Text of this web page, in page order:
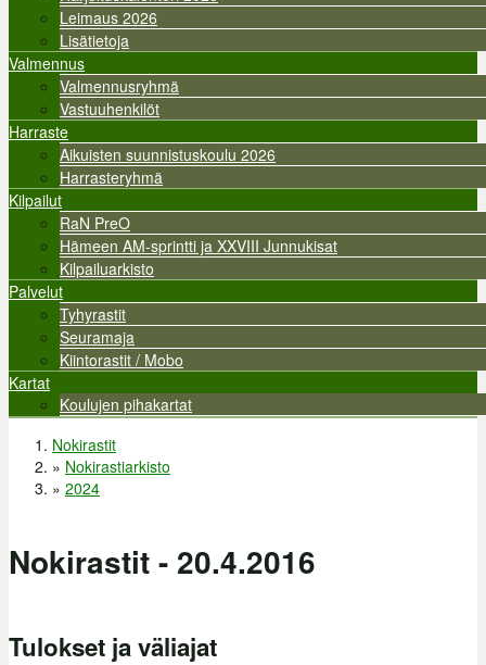
Leimaus 2026
Lisätietoja
Valmennus
Valmennusryhmä
Vastuuhenkilöt
Harraste
Aikuisten suunnistuskoulu 2026
Harrasteryhmä
Kilpailut
RaN PreO
Hämeen AM-sprintti ja XXVIII Junnukisat
Kilpailuarkisto
Palvelut
Tyhyrastit
Seuramaja
Kiintorastit / Mobo
Kartat
Koulujen pihakartat
Olet täällä
Nokirastit
» Nokirastiarkisto
» 2024
Nokirastit - 20.4.2016
Tulokset ja väliajat